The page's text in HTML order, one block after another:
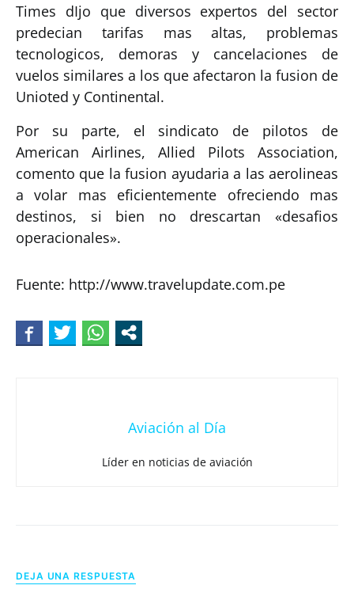
Times dIjo que diversos expertos del sector
predecian tarifas mas altas, problemas
tecnologicos, demoras y cancelaciones de
vuelos similares a los que afectaron la fusion de
Unioted y Continental.
Por su parte, el sindicato de pilotos de
American Airlines, Allied Pilots Association,
comento que la fusion ayudaria a las aerolineas
a volar mas eficientemente ofreciendo mas
destinos, si bien no drescartan «desafios
operacionales».
Fuente: http://www.travelupdate.com.pe
Aviación al Día
Líder en noticias de aviación
DEJA UNA RESPUESTA